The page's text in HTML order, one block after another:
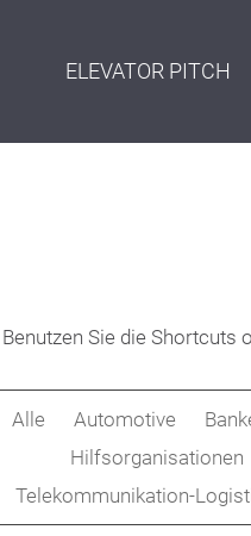
ELEVATOR PITCH
Benutzen Sie die Shortcuts
Alle Automotive
Hilfsorganisationen
Telekommunikation-